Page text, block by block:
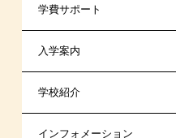
警察官・消防官系
ビジネス系
医療事務系
ホテル・トラベル系
学費サポート
高等教育の修学支援新制度
日本学生支援機構の奨学金
国の教育ローン
入学案内
一般入学
AO入学
学校紹介
在校生からあなたへ
インフォメーション